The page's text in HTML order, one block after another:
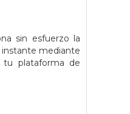
sin esfuerzo la
mediante
tu plataforma de